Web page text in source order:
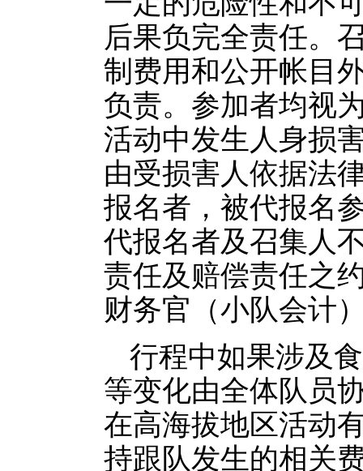
后果负完全责任。
制费用和公开帐目
负责。参加者均视
活动中发生人身损
由受损害人依据法
报名者，被代报名
代报名者及召集人
责任及赔偿责任之
财务官（小队会计
行程中如果涉及
等变化由全体队员
在高海拔地区活动
持跟队发生的相关